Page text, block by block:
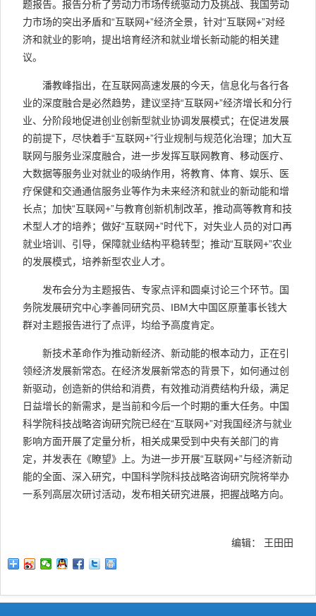
题报告。报告分析了劳动力市场传统驱动力及挑战、我国劳动
力市场的突出矛盾和“互联网+”经济全景，针对“互联网+”对经
济和就业的影响，提出培育经济和就业增长新动能的相关建
议。
潘教峰指出，在互联网高速发展的今天，信息化与各行各
业的深度融合是必然趋势，建议坚持“互联网+”经济增长和分行
业、分阶段地促进创业创新型就业协调发展模式；在促进发展
的前提下，尽快着手“互联网+”行业规制与规范化治理；加大互
联网与服务业深度融合，进一步发挥互联网教育、移动医疗、
大数据等服务业对就业的吸纳作用，将教育、体育、娱乐、医
疗保健和交通通信服务业等作为未来经济和就业的新动能和增
长点；加快“互联网+”与教育创新机制改革，推动高等教育和技
术型人才的培养；做好“互联网+”时代下，对失业人员的对口再
就业培训、引导，保障就业结构平稳转型；推动“互联网+”农业
的发展模式，培养新型农业人才。
发布会分为主题报告、专家点评和圆桌讨论三个环节。国
务院发展研究中心李善同研究员、IBM大中国区原董事长钱大
群对主题报告进行了点评，均给予高度肯定。
新技术革命作为推动新经济、新动能的根本动力，正在引
领经济发展新常态。在经济发展新常态的背景下，如何通过创
新驱动，创造新的供给和消费，有效推动消费结构升级，满足
日益增长的新需求，是当前和今后一个时期的重大任务。中国
科学院科技战略咨询研究院已经在“互联网+”对我国经济与就业
影响方面开展了定量分析，相关成果受到中央有关部门的肯
定，并发表在《瞭望》上。为进一步开展“互联网+”与经济新动
能的全面、深入研究，中国科学院科技战略咨询研究院将举办
一系列高层次研讨活动，发布相关研究进展，把握战略方向。
编辑： 王田田